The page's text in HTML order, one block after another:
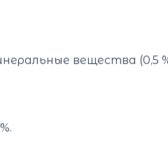
вещества (0,5